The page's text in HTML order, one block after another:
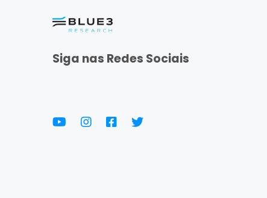
Siga nas Redes Sociais